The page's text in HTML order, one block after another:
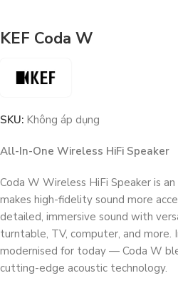
KEF Coda W
SKU: Không áp dụng
All-In-One Wireless HiFi Speaker
Coda W Wireless HiFi Speaker is
makes high-fidelity sound more
detailed, immersive sound with
turntable, TV, computer, and more.
modernised for today — Coda W
cutting-edge acoustic technology.